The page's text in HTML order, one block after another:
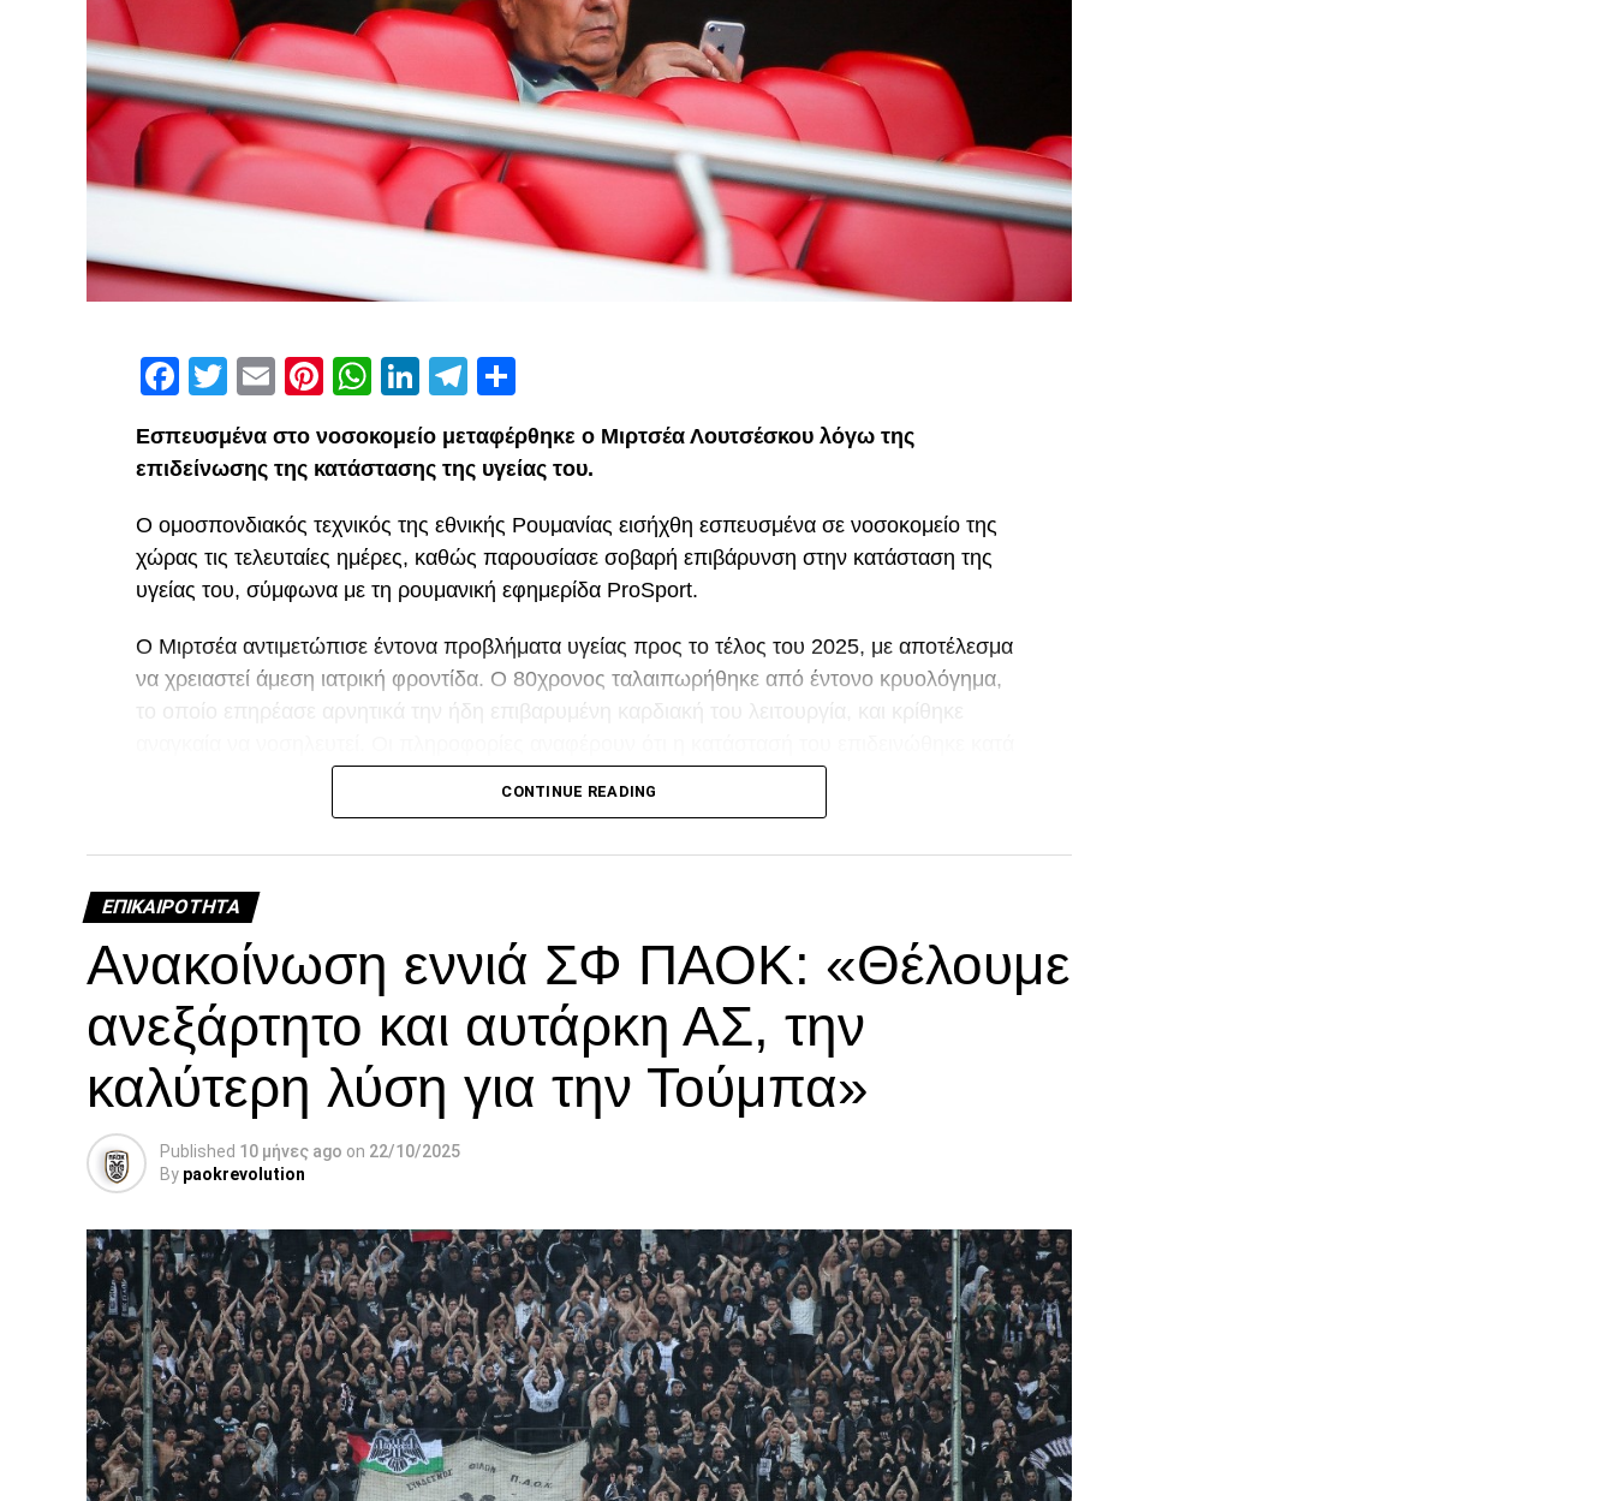
Facebook
Twitter
EmailPinterest
WhatsApp
LinkedIn
Telegram
Εσπευσμένα στο νοσοκομείο μεταφέρθηκε ο Μιρτσέα Λουτσέσκου λόγω της
επιδείνωσης της κατάστασης της υγείας του.
Ο ομοσπονδιακός τεχνικός της εθνικής Ρουμανίας εισήχθη εσπευσμένα σε νοσοκομείο της
χώρας τις τελευταίες ημέρες, καθώς παρουσίασε σοβαρή επιβάρυνση στην κατάσταση της
υγείας του, σύμφωνα με τη ρουμανική εφημερίδα ProSport.
Ο Μιρτσέα αντιμετώπισε έντονα προβλήματα υγείας προς το τέλος του 2025, με αποτέλεσμα
να χρειαστεί άμεση ιατρική φροντίδα. Ο 80χρονος ταλαιπωρήθηκε από έντονο κρυολόγημα,
το οποίο επηρέασε αρνητικά την ήδη επιβαρυμένη καρδιακή του λειτουργία, και κρίθηκε
τη διάρκεια της νοσηλείας του.
CONTINUE READING
ΕΠΙΚΑΙΡΌΤΗΤΑ
Ανακοίνωση εννιά ΣΦ ΠΑΟΚ: «Θέλουμε
ανεξάρτητο και αυτάρκη ΑΣ, την
καλύτερη λύση για την Τούμπα»
Published 10 μήνες ago on 22/10/2025
By paokrevolution